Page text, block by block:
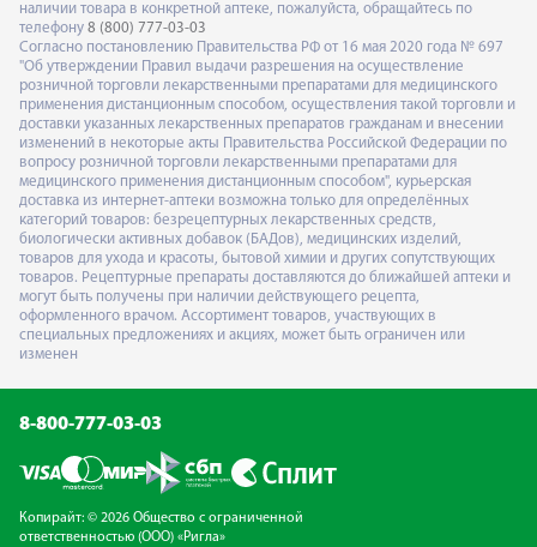
наличии товара в конкретной аптеке, пожалуйста, обращайтесь по
телефону 8 (800) 777-03-03
Согласно постановлению Правительства РФ от 16 мая 2020 года № 697
"Об утверждении Правил выдачи разрешения на осуществление
розничной торговли лекарственными препаратами для медицинского
применения дистанционным способом, осуществления такой торговли и
доставки указанных лекарственных препаратов гражданам и внесении
изменений в некоторые акты Правительства Российской Федерации по
вопросу розничной торговли лекарственными препаратами для
медицинского применения дистанционным способом", курьерская
доставка из интернет-аптеки возможна только для определённых
категорий товаров: безрецептурных лекарственных средств,
биологически активных добавок (БАДов), медицинских изделий,
товаров для ухода и красоты, бытовой химии и других сопутствующих
товаров. Рецептурные препараты доставляются до ближайшей аптеки и
могут быть получены при наличии действующего рецепта,
оформленного врачом. Ассортимент товаров, участвующих в
специальных предложениях и акциях, может быть ограничен или
изменен
8-800-777-03-03
Копирайт: © 2026 Общество с ограниченной
ответственностью (ООО) «Ригла»